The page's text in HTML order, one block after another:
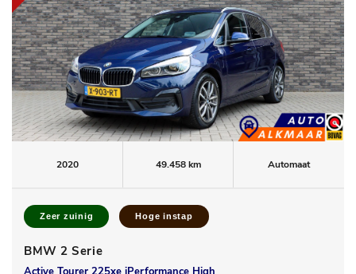
2020 49.458 km Automaat
Zeer zuinig Hoge instap
BMW 2 Serie